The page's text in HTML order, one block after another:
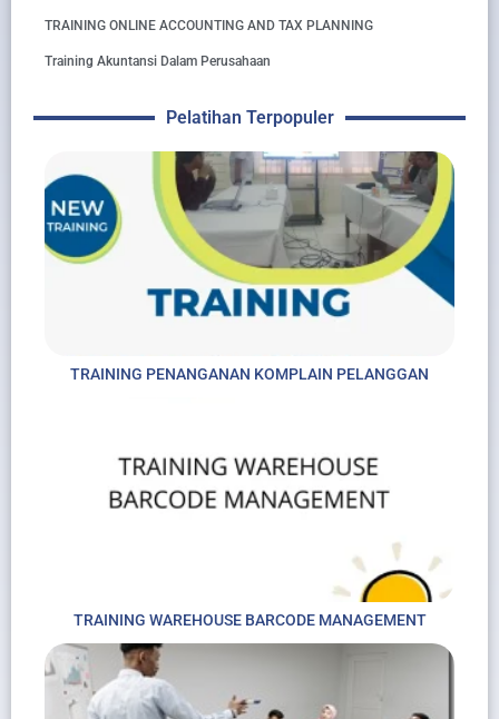
TRAINING ONLINE ACCOUNTING AND TAX PLANNING
Training Akuntansi Dalam Perusahaan
Pelatihan Terpopuler
TRAINING PENANGANAN KOMPLAIN PELANGGAN
TRAINING WAREHOUSE BARCODE MANAGEMENT